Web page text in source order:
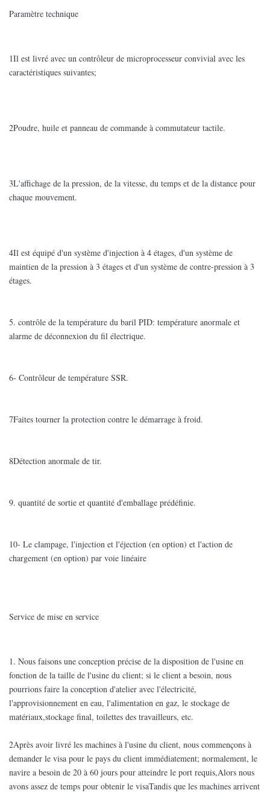
Paramètre technique
1Il est livré avec un contrôleur de microprocesseur convivial avec les
caractéristiques suivantes;
2Poudre, huile et panneau de commande à commutateur tactile.
3L'affichage de la pression, de la vitesse, du temps et de la distance pour
chaque mouvement.
4Il est équipé d'un système d'injection à 4 étages, d'un système de
maintien de la pression à 3 étages et d'un système de contre-pression à 3
étages.
5. contrôle de la température du baril PID: température anormale et
alarme de déconnexion du fil électrique.
6- Contrôleur de température SSR.
7Faites tourner la protection contre le démarrage à froid.
8Détection anormale de tir.
9. quantité de sortie et quantité d'emballage prédéfinie.
10- Le clampage, l'injection et l'éjection (en option) et l'action de
chargement (en option) par voie linéaire
Service de mise en service
1. Nous faisons une conception précise de la disposition de l'usine en
fonction de la taille de l'usine du client; si le client a besoin, nous
pourrions faire la conception d'atelier avec l'électricité,
l'approvisionnement en eau, l'alimentation en gaz, le stockage de
matériaux,stockage final, toilettes des travailleurs, etc.
2Après avoir livré les machines à l'usine du client, nous commençons à
demander le visa pour le pays du client immédiatement; normalement, le
navire a besoin de 20 à 60 jours pour atteindre le port requis,Alors nous
avons assez de temps pour obtenir le visaTandis que les machines arrivent